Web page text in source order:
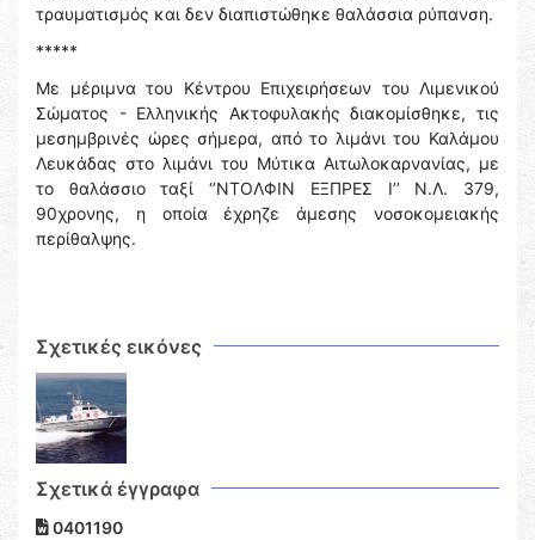
τραυματισμός και δεν διαπιστώθηκε θαλάσσια ρύπανση.
*****
Με μέριμνα του Κέντρου Επιχειρήσεων του Λιμενικού
Σώματος - Ελληνικής Ακτοφυλακής διακομίσθηκε, τις
μεσημβρινές ώρες σήμερα, από το λιμάνι του Καλάμου
Λευκάδας στο λιμάνι του Μύτικα Αιτωλοκαρνανίας, με
το θαλάσσιο ταξί ‘’ΝΤΟΛΦΙΝ ΕΞΠΡΕΣ Ι’’ Ν.Λ. 379,
90χρονης, η οποία έχρηζε άμεσης νοσοκομειακής
περίθαλψης.
Σχετικές εικόνες
Σχετικά έγγραφα
0401190